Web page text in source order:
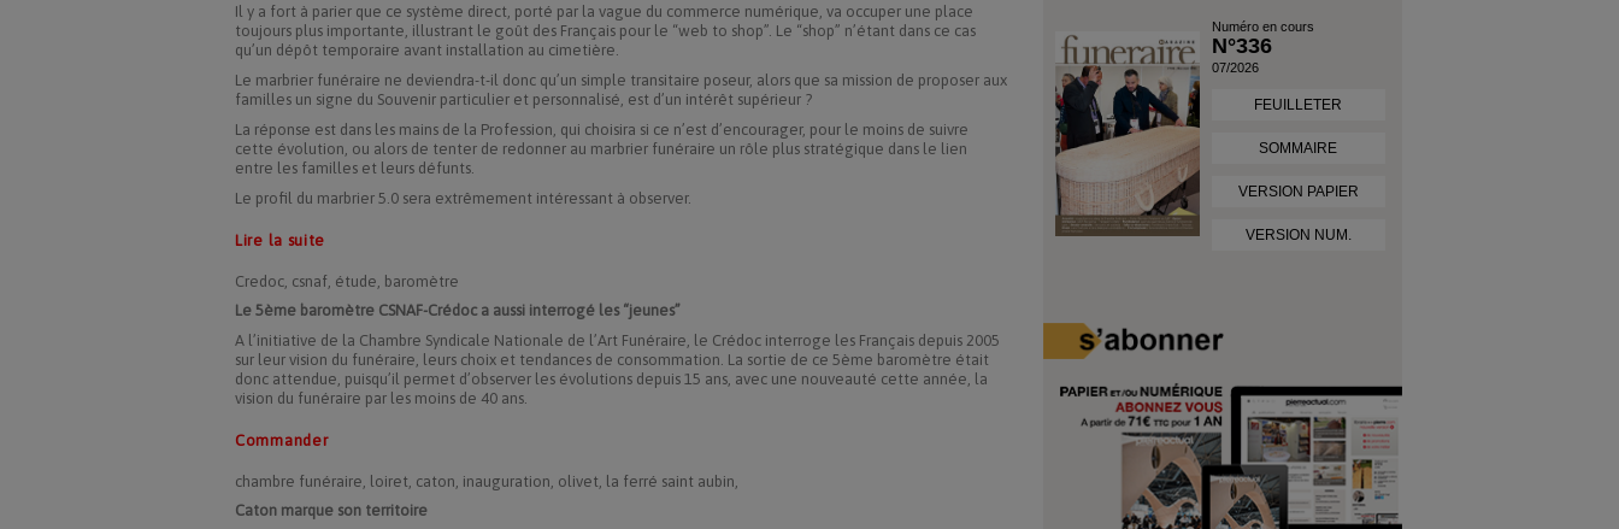
Il y a fort à parier que ce système direct, porté par la vague du commerce numérique, va occuper une place
toujours plus importante, illustrant le goût des Français pour le “web to shop”. Le “shop” n’étant dans ce cas
qu’un dépôt temporaire avant installation au cimetière.
Le marbrier funéraire ne deviendra-t-il donc qu’un simple transitaire poseur, alors que sa mission de proposer aux
familles un signe du Souvenir particulier et personnalisé, est d’un intérêt supérieur ?
La réponse est dans les mains de la Profession, qui choisira si ce n’est d’encourager, pour le moins de suivre
cette évolution, ou alors de tenter de redonner au marbrier funéraire un rôle plus stratégique dans le lien
entre les familles et leurs défunts.
Le profil du marbrier 5.0 sera extrêmement intéressant à observer.
Lire la suite
Credoc, csnaf, étude, baromètre
Le 5ème baromètre CSNAF-Crédoc a aussi interrogé les “jeunes”
A l’initiative de la Chambre Syndicale Nationale de l’Art Funéraire, le Crédoc interroge les Français depuis 2005
sur leur vision du funéraire, leurs choix et tendances de consommation. La sortie de ce 5ème baromètre était
donc attendue, puisqu’il permet d’observer les évolutions depuis 15 ans, avec une nouveauté cette année, la
vision du funéraire par les moins de 40 ans.
Commander
chambre funéraire, loiret, caton, inauguration, olivet, la ferré saint aubin,
Caton marque son territoire
Numéro en cours
N°336
07/2026
FEUILLETER
SOMMAIRE
VERSION PAPIER
VERSION NUM.